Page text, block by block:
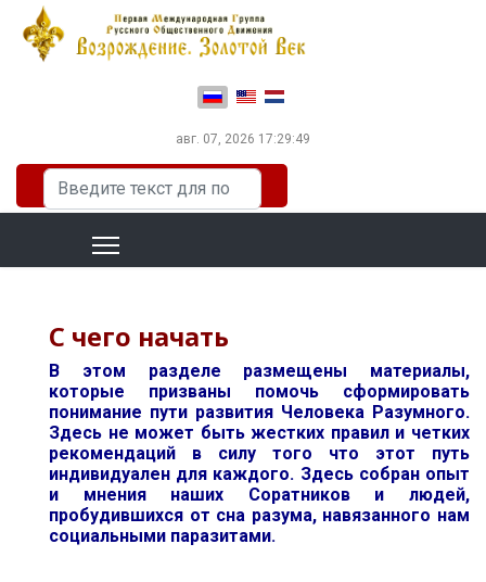
Выберите язык
авг. 07, 2026 17:29:49
Искать...
С чего начать
В этом разделе размещены материалы,
которые призваны помочь сформировать
понимание пути развития Человека Разумного.
Здесь не может быть жестких правил и четких
рекомендаций в силу того что этот путь
индивидуален для каждого. Здесь собран опыт
и мнения наших Соратников и людей,
пробудившихся от сна разума, навязанного нам
социальными паразитами.